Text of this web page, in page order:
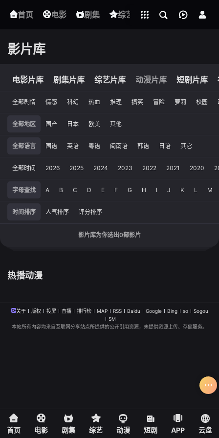
首页 电影 剧集 综艺 动漫 短剧
下载客户端
影片库
电影片库 剧集片库 综艺片库 动漫片库 短剧片库
全部剧情 情感 科幻 热血 推理 搞笑 冒险 萝莉 校园
全部地区 国产 日本 欧美 其他
全部语言 国语 英语 粤语 闽南语 韩语 日语 其它
全部时间 2026 2025 2024 2023 2022 2021 2020
字母查找 A B C D E F G H I J K L M
时间排序 人气排序 评分排序
影片库为你选出0部影片
热播动漫
关于 版权 投屏 直播 排行榜 MAP RSS Baidu Google Bing so
Sogou
SM
本站所有内容均来自互联网分享站点所提供的公开引用资源，未提供资源上传、存储服务。
首页 电影 剧集 综艺 动漫 短剧 APP 云盘